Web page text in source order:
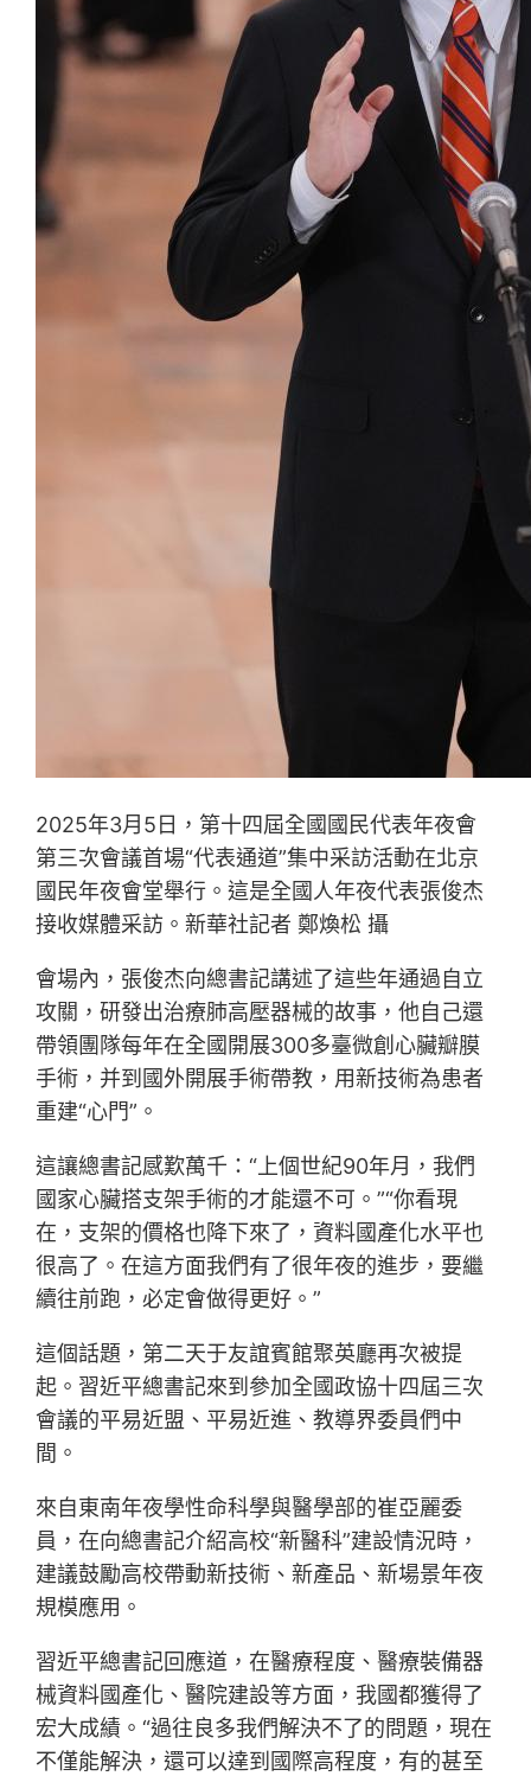
2025年3月5日，第十四屆全國國民代表年夜會
第三次會議首場“代表通道”集中采訪活動在北京
國民年夜會堂舉行。這是全國人年夜代表張俊杰
接收媒體采訪。新華社記者 鄭煥松 攝
會場內，張俊杰向總書記講述了這些年通過自立
攻關，研發出治療肺高壓器械的故事，他自己還
帶領團隊每年在全國開展300多臺微創心臟瓣膜
手術，并到國外開展手術帶教，用新技術為患者
重建“心門”。
這讓總書記感歎萬千：“上個世紀90年月，我們
國家心臟搭支架手術的才能還不可。”“你看現
在，支架的價格也降下來了，資料國產化水平也
很高了。在這方面我們有了很年夜的進步，要繼
續往前跑，必定會做得更好。”
這個話題，第二天于友誼賓館聚英廳再次被提
起。習近平總書記來到參加全國政協十四屆三次
會議的平易近盟、平易近進、教導界委員們中
間。
來自東南年夜學性命科學與醫學部的崔亞麗委
員，在向總書記介紹高校“新醫科”建設情況時，
建議鼓勵高校帶動新技術、新產品、新場景年夜
規模應用。
習近平總書記回應道，在醫療程度、醫療裝備器
械資料國產化、醫院建設等方面，我國都獲得了
宏大成績。“過往良多我們解決不了的問題，現在
不僅能解決，還可以達到國際高程度，有的甚至